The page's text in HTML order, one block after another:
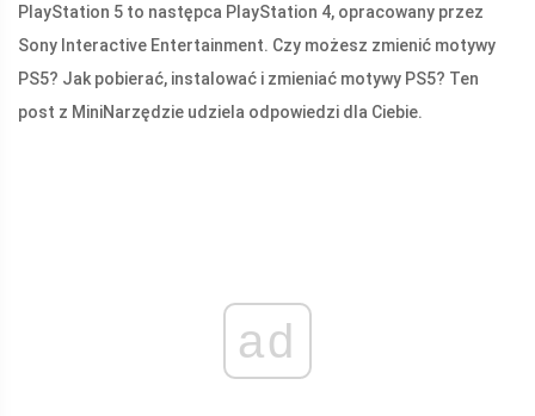
PlayStation 5 to następca PlayStation 4, opracowany przez
Sony Interactive Entertainment. Czy możesz zmienić motywy
PS5? Jak pobierać, instalować i zmieniać motywy PS5? Ten
post z MiniNarzędzie udziela odpowiedzi dla Ciebie.
ad